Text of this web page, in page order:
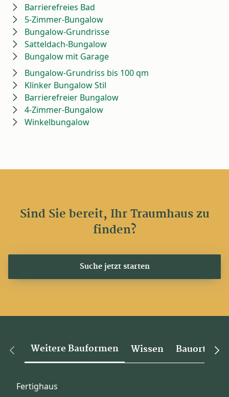
Barrierefreies Bad
5-Zimmer-Bungalow
Bungalow-Grundrisse
Satteldach-Bungalow
Bungalow mit Garage
Bungalow-Grundriss bis 100 qm
Klinker Bungalow Stil
Barrierefreier Bungalow
4-Zimmer-Bungalow
Winkelbungalow
Sind Sie bereit, Ihr Traumhaus zu
finden?
Suche jetzt starten
Weitere Bauformen Wissen Bauorte
Fertighaus